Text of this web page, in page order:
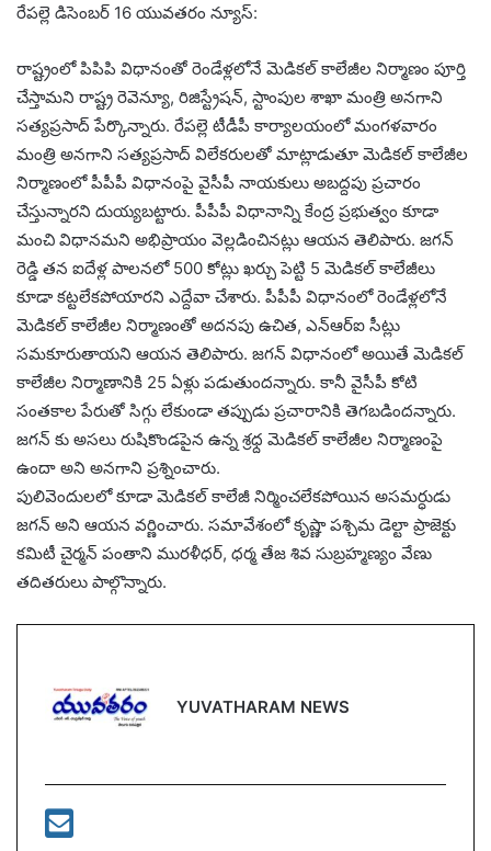
రేపల్లె డిసెంబర్ 16 యువతరం న్యూస్:
రాష్ట్రంలో పిపిపి విధానంతో రెండేళ్లలోనే మెడికల్ కాలేజీల నిర్మాణం పూర్తి
చేస్తామని రాష్ట్ర రెవెన్యూ, రిజిస్ట్రేషన్, స్టాంపుల శాఖా మంత్రి అనగాని
సత్యప్రసాద్ పేర్కొన్నారు. రేపల్లె టీడీపీ కార్యాలయంలో మంగళవారం
మంత్రి అనగాని సత్యప్రసాద్ విలేకరులతో మాట్లాడుతూ మెడికల్ కాలేజీల
నిర్మాణంలో పీపీపీ విధానంపై వైసీపీ నాయకులు అబద్దపు ప్రచారం
చేస్తున్నారని దుయ్యబట్టారు. పీపీపీ విధానాన్ని కేంద్ర ప్రభుత్వం కూడా
మంచి విధానమని అభిప్రాయం వెల్లడించినట్లు ఆయన తెలిపారు. జగన్
రెడ్డి తన ఐదేళ్ల పాలనలో 500 కోట్లు ఖర్చు పెట్టి 5 మెడికల్ కాలేజీలు
కూడా కట్టలేకపోయారని ఎద్దేవా చేశారు. పీపీపీ విధానంలో రెండేళ్లలోనే
మెడికల్ కాలేజీల నిర్మాణంతో అదనపు ఉచిత, ఎన్ఆర్ఐ సీట్లు
సమకూరుతాయని ఆయన తెలిపారు. జగన్ విధానంలో అయితే మెడికల్
కాలేజీల నిర్మాణానికి 25 ఏళ్లు పడుతుందన్నారు. కానీ వైసీపీ కోటి
సంతకాల పేరుతో సిగ్గు లేకుండా తప్పుడు ప్రచారానికి తెగబడిందన్నారు.
జగన్ కు అసలు రుషికొండపైన ఉన్న శ్రధ్ద మెడికల్ కాలేజీల నిర్మాణంపై
ఉందా అని అనగాని ప్రశ్నించారు.
పులివెందులలో కూడా మెడికల్ కాలేజీ నిర్మించలేకపోయిన అసమర్ధుడు
జగన్ అని ఆయన వర్ణించారు. సమావేశంలో కృష్ణా పశ్చిమ డెల్టా ప్రాజెక్టు
కమిటీ చైర్మన్ పంతాని మురళీధర్, ధర్మ తేజ శివ సుబ్రహ్మణ్యం వేణు
తదితరులు పాల్గొన్నారు.
YUVATHARAM NEWS